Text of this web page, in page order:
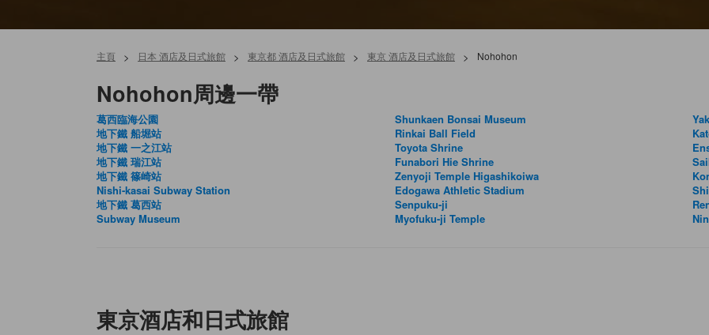
主頁 > 日本 酒店及日式旅館 > 東京都 酒店及日式旅館 > 東京 酒店及日式旅館 > Nohohon
Nohohon周邊一帶
葛西臨海公園
地下鐵 船堀站
地下鐵 一之江站
地下鐵 瑞江站
地下鐵 篠崎站
Nishi-kasai Subway Station
地下鐵 葛西站
Subway Museum
Shunkaen Bonsai Museum
Rinkai Ball Field
Toyota Shrine
Funabori Hie Shrine
Zenyoji Temple Higashikoiwa
Edogawa Athletic Stadium
Senpuku-ji
Myofuku-ji Temple
東京酒店和日式旅館